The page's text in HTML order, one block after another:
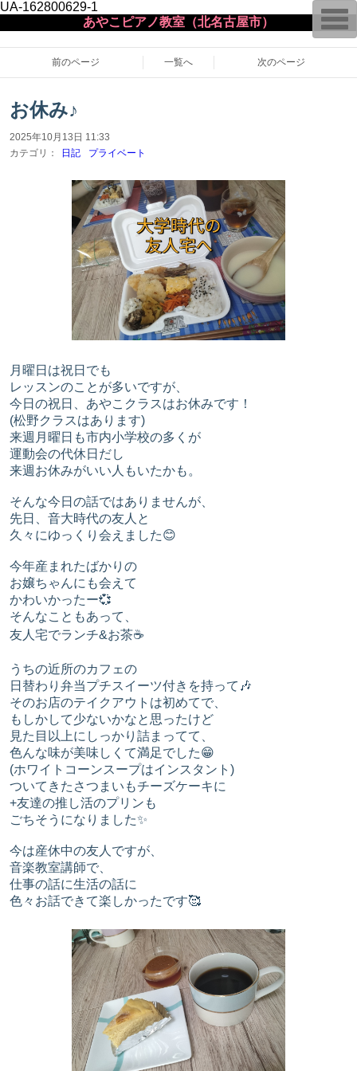
UA-162800629-1
あやこピアノ教室（北名古屋市）
前のページ 一覧へ 次のページ
お休み♪
2025年10月13日 11:33
カテゴリ：
日記 プライベート
月曜日は祝日でも
レッスンのことが多いですが、
今日の祝日、あやこクラスはお休みです！
(松野クラスはあります)
来週月曜日も市内小学校の多くが
運動会の代休日だし
来週お休みがいい人もいたかも。
そんな今日の話ではありませんが、
先日、音大時代の友人と
久々にゆっくり会えました😊
今年産まれたばかりの
お嬢ちゃんにも会えて
かわいかったー💞
そんなこともあって、
友人宅でランチ&お茶☕
うちの近所のカフェの
日替わり弁当プチスイーツ付きを持って🎶
そのお店のテイクアウトは初めてで、
もしかして少ないかなと思ったけど
見た目以上にしっかり詰まってて、
色んな味が美味しくて満足でした😁
(ホワイトコーンスープはインスタント)
ついてきたさつまいもチーズケーキに
+友達の推し活のプリンも
ごちそうになりました✨
今は産休中の友人ですが、
音楽教室講師で、
仕事の話に生活の話に
色々お話できて楽しかったです🥰
T
o
g
g